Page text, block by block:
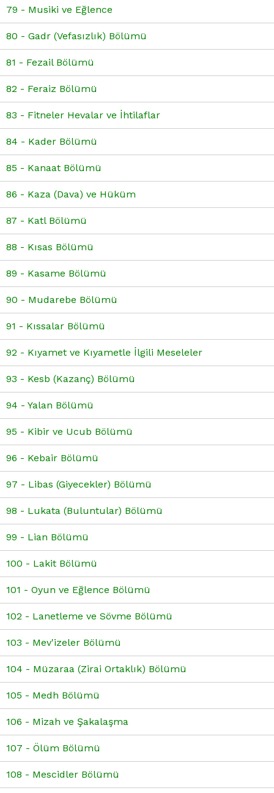
79 - Musiki ve Eğlence
80 - Gadr (Vefasızlık) Bölümü
81 - Fezail Bölümü
82 - Feraiz Bölümü
83 - Fitneler Hevalar ve İhtilaflar
84 - Kader Bölümü
85 - Kanaat Bölümü
86 - Kaza (Dava) ve Hüküm
87 - Katl Bölümü
88 - Kısas Bölümü
89 - Kasame Bölümü
90 - Mudarebe Bölümü
91 - Kıssalar Bölümü
92 - Kıyamet ve Kıyametle İlgili Meseleler
93 - Kesb (Kazanç) Bölümü
94 - Yalan Bölümü
95 - Kibir ve Ucub Bölümü
96 - Kebair Bölümü
97 - Libas (Giyecekler) Bölümü
98 - Lukata (Buluntular) Bölümü
99 - Lian Bölümü
100 - Lakit Bölümü
101 - Oyun ve Eğlence Bölümü
102 - Lanetleme ve Sövme Bölümü
103 - Mev'izeler Bölümü
104 - Müzaraa (Zirai Ortaklık) Bölümü
105 - Medh Bölümü
106 - Mizah ve Şakalaşma
107 - Ölüm Bölümü
108 - Mescidler Bölümü